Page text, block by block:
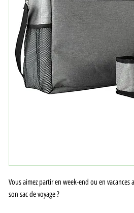
Vous aimez partir en week-end ou en
son sac de voyage ?